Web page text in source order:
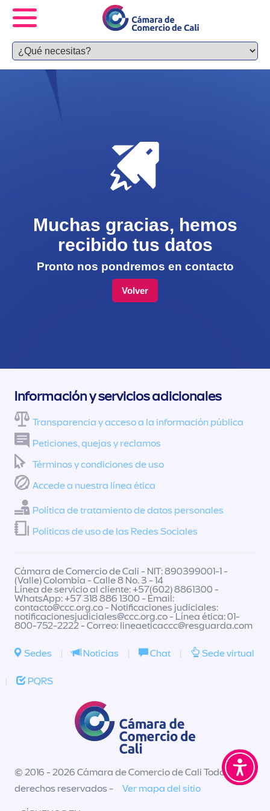
Muchas gracias, hemos
recibido tus datos
Pronto nos pondremos en contacto
Volver
Información y servicios adicionales
Transparencia y acceso a la información pública
Peticiones, quejas y reclamos
Términos y condiciones de uso
Accede a nuestra línea ética
Política de tratamiento de datos personales
Políticas de uso de las Redes Sociales
Cámara de Comercio de Cali - NIT: 890399001-1 -
(Valle) Colombia - Calle 8 No. 3 - 14
Línea de servicio al cliente: +57(602) 8861300 -
WhatsApp: +57 318 886 1300 - Email:
contacto@ccc.org.co- Notificaciones judiciales:
notificacionesjudiciales@ccc.org.co- Línea ética: 01-
800-752-2222 - Correo: lineaeticaccc@resguarda.com
Sedes | Noticias | Chat | Sede virtual
| PQRS
© 2016 - 2026 Cámara de Comercio de Cali Todos los
derechos reservados -
Ver mapa del sitio